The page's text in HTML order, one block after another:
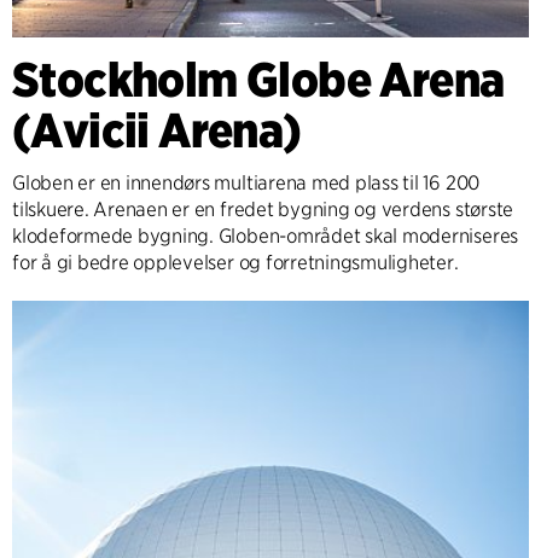
Stockholm Globe Arena
(Avicii Arena)
Globen er en innendørs multiarena med plass til 16 200
tilskuere. Arenaen er en fredet bygning og verdens største
klodeformede bygning. Globen-området skal moderniseres
for å gi bedre opplevelser og forretningsmuligheter.